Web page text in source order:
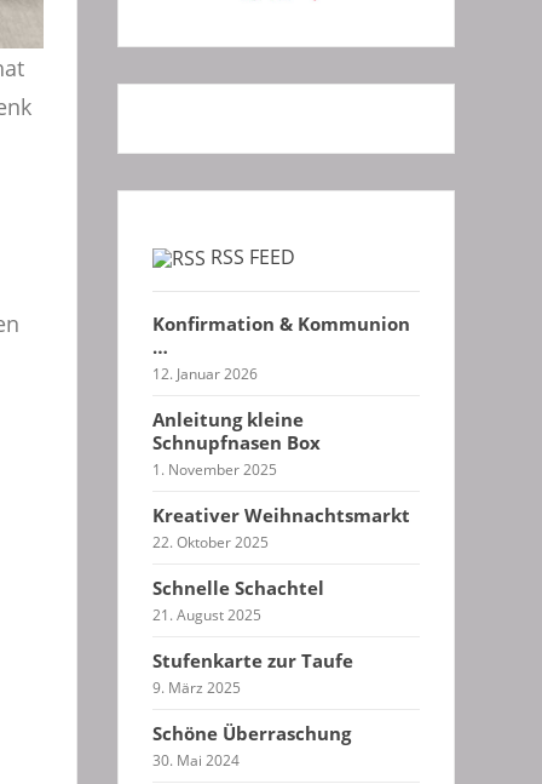
RSS FEED
Konfirmation & Kommunion
…
12. Januar 2026
Anleitung kleine
Schnupfnasen Box
1. November 2025
Kreativer Weihnachtsmarkt
22. Oktober 2025
Schnelle Schachtel
21. August 2025
Stufenkarte zur Taufe
9. März 2025
Schöne Überraschung
30. Mai 2024